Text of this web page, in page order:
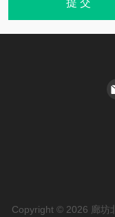
Copyright © 2026 廊坊